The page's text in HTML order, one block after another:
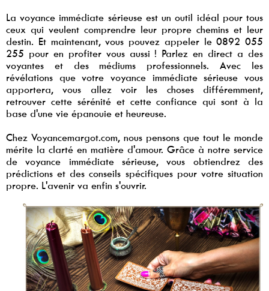
La voyance immédiate sérieuse est un outil idéal pour tous
ceux qui veulent comprendre leur propre chemins et leur
destin. Et maintenant, vous pouvez appeler le 0892 055
255 pour en profiter vous aussi ! Parlez en direct a des
voyantes et des médiums professionnels. Avec les
révélations que votre voyance immédiate sérieuse vous
apportera, vous allez voir les choses différemment,
retrouver cette sérénité et cette confiance qui sont à la
base d'une vie épanouie et heureuse.
Chez Voyancemargot.com, nous pensons que tout le monde
mérite la clarté en matière d'amour. Grâce à notre service
de voyance immédiate sérieuse, vous obtiendrez des
prédictions et des conseils spécifiques pour votre situation
propre. L'avenir va enfin s'ouvrir.